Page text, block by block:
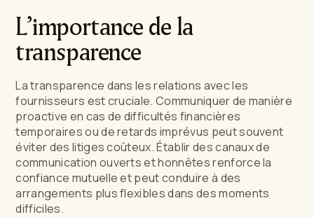
L’importance de la
transparence
La transparence dans les relations avec les
fournisseurs est cruciale. Communiquer de manière
proactive en cas de difficultés financières
temporaires ou de retards imprévus peut souvent
éviter des litiges coûteux. Établir des canaux de
communication ouverts et honnêtes renforce la
confiance mutuelle et peut conduire à des
arrangements plus flexibles dans des moments
difficiles.